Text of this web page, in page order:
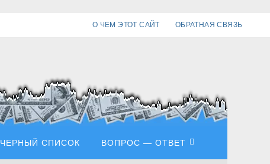
О ЧЕМ ЭТОТ САЙТ ОБРАТНАЯ СВЯЗЬ
ЧЕРНЫЙ СПИСОК ВОПРОС — ОТВЕТ